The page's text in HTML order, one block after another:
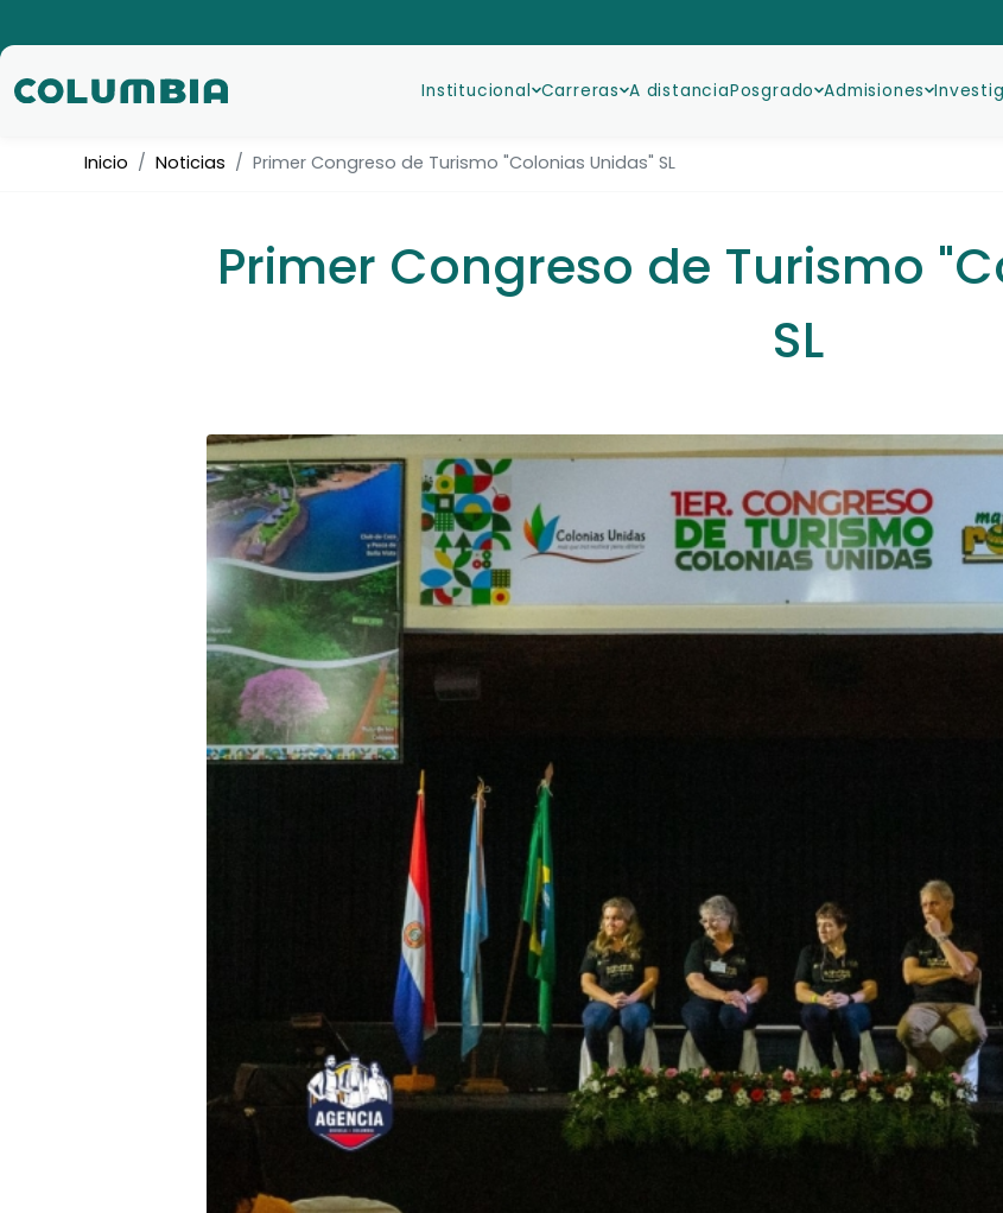
Institucional Carreras A distanciaPosgrado Admisiones
Inicio Noticias Primer Congreso de Turismo "Colonias Unidas" SL
Primer Congreso de Turismo
SL